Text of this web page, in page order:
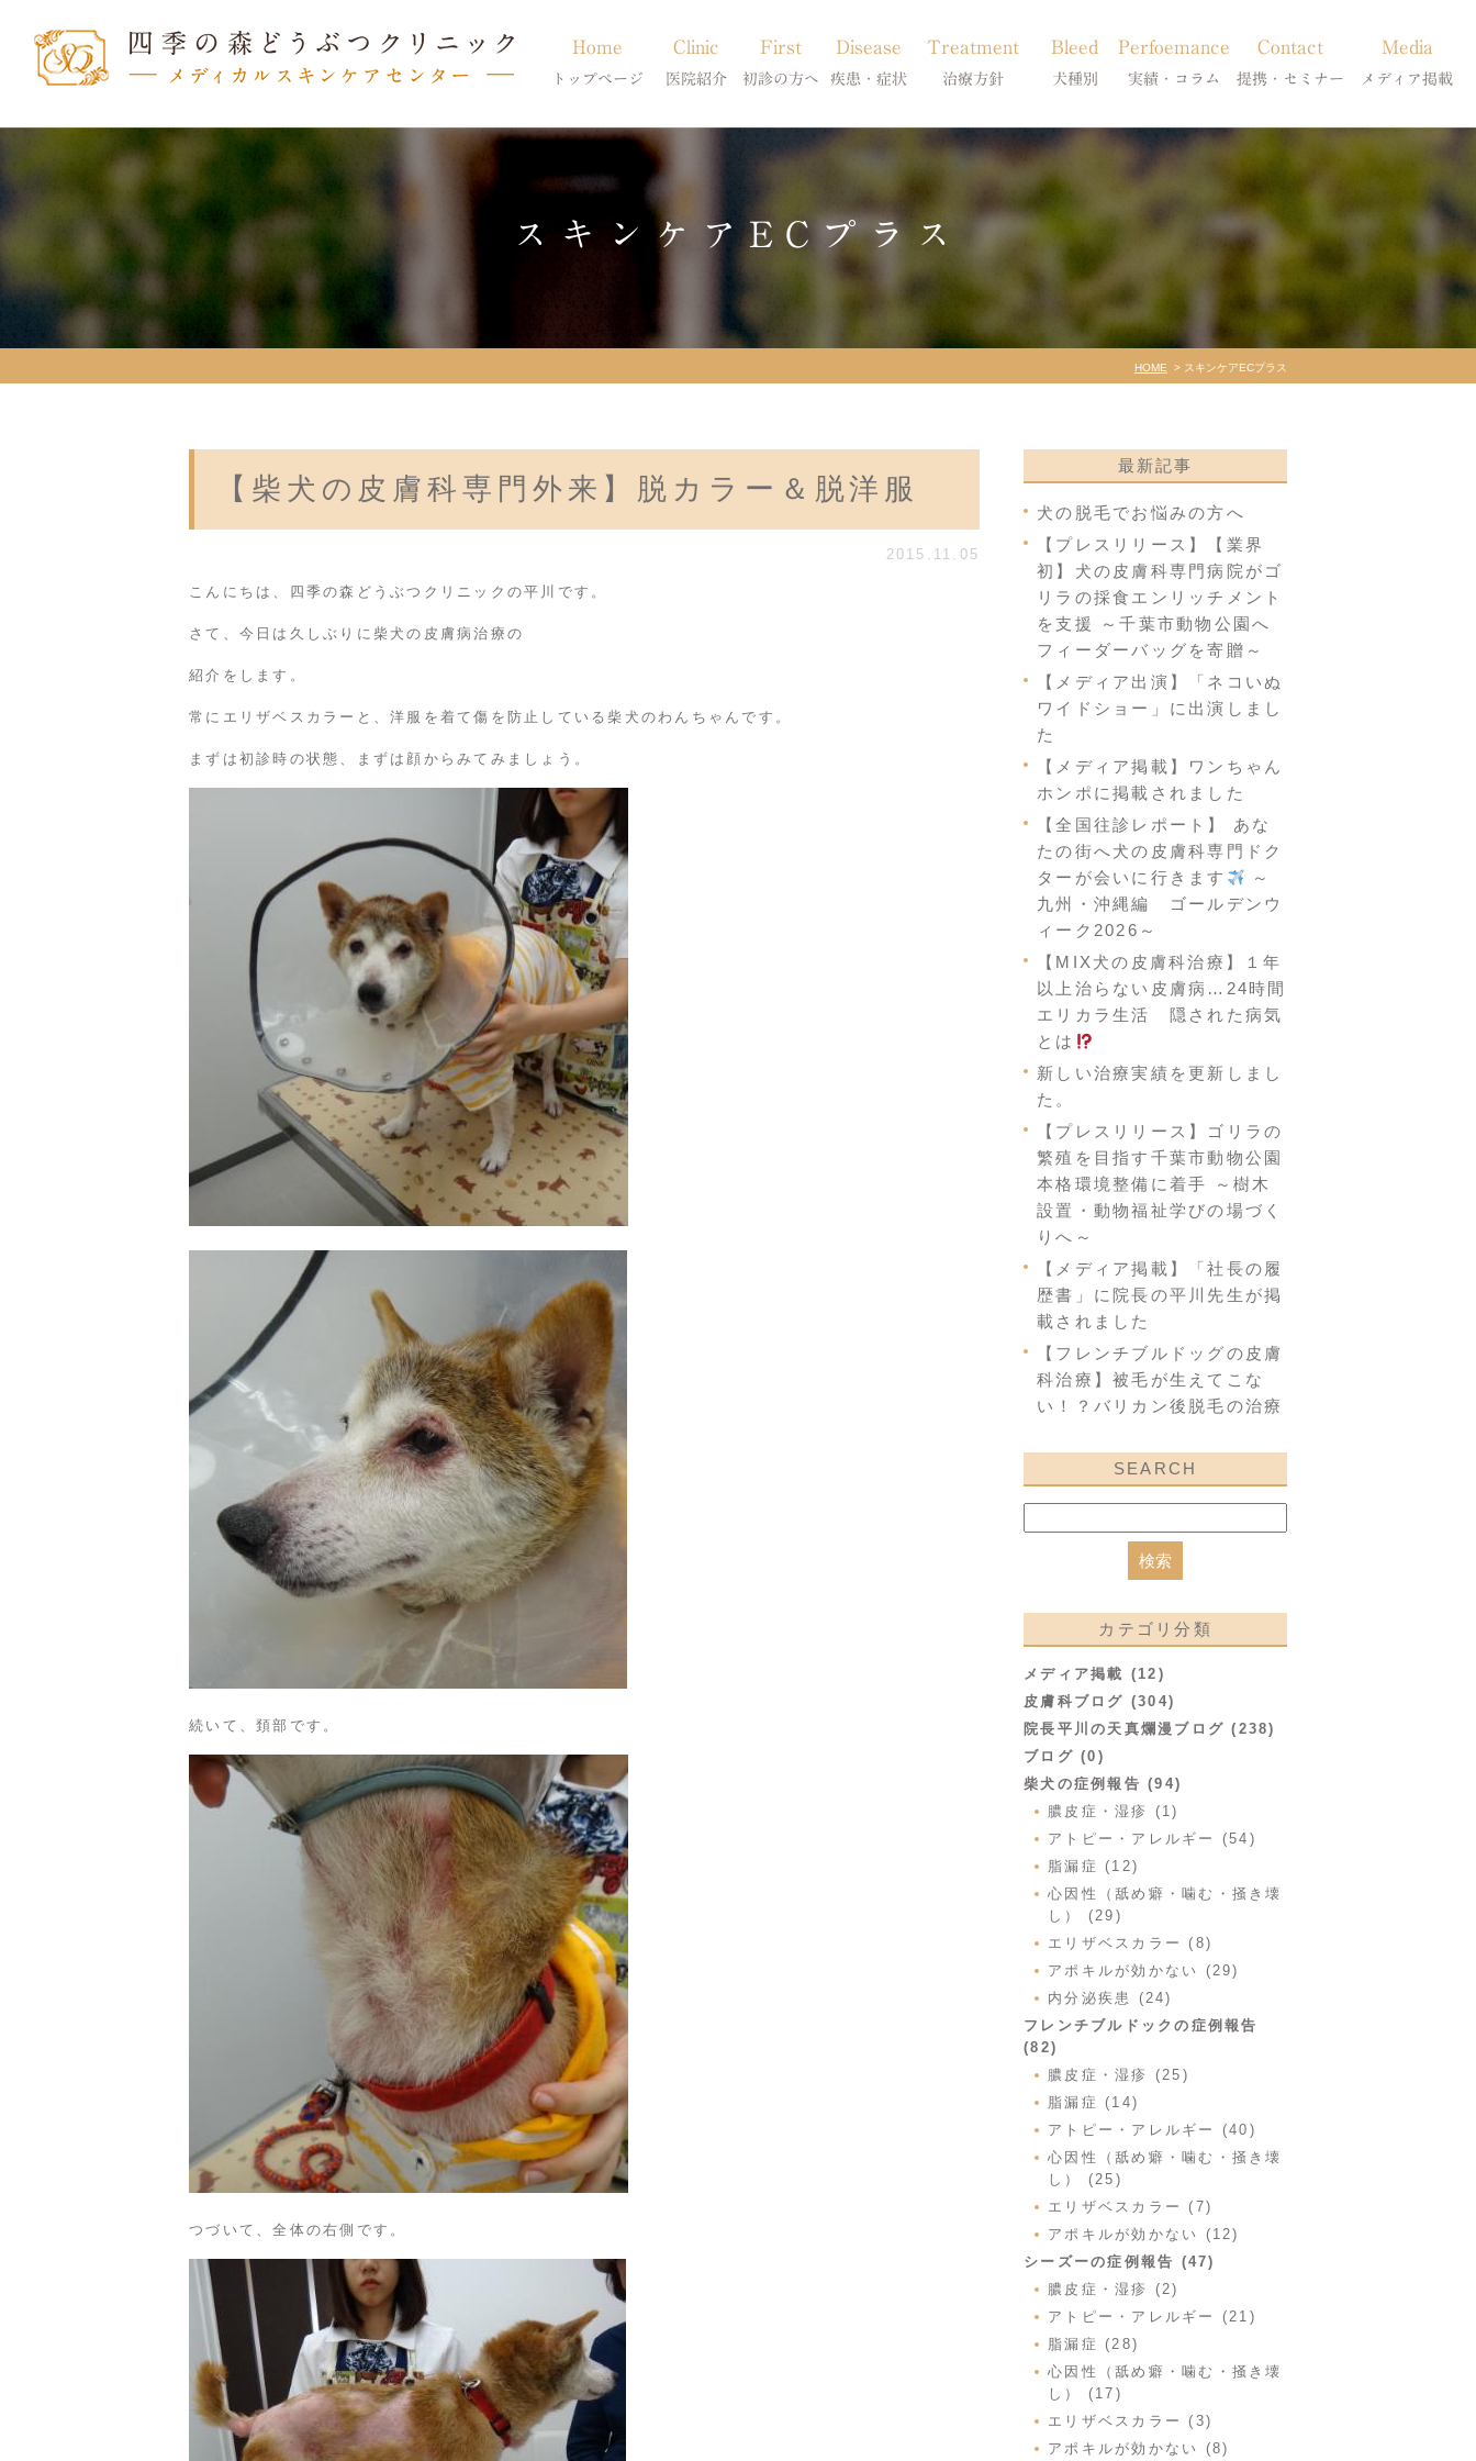
Home
トップページ
Clinic
医院紹介
当院のご紹介
獣医師紹介
First
初診の方へ
初診の方へ
Disease
疾患・症状
アトピー・アレルギー
膿皮症・脂漏症
脱毛症・アロペシアX
アポキルが効かない皮膚病
Treatment
治療方針
体質改善・食事療法
Bleed
犬種別
柴犬の皮膚病
シーズーの皮膚病
フレンチブルドッグの皮膚病
トイプードルの皮膚病
Perfoemance
実績・コラム
症状別
コラム「皮膚科のいろは」
Contact
提携・セミナー
診療提携・セミナー開催
Media
メディア掲載
スキンケアECプラス
HOME スキンケアECプラス
【柴犬の皮膚科専門外来】脱カラー＆脱洋服
2015.11.05
こんにちは、四季の森どうぶつクリニックの平川です。
さて、今日は久しぶりに柴犬の皮膚病治療の
紹介をします。
常にエリザベスカラーと、洋服を着て傷を防止している柴犬のわんちゃんです。
まずは初診時の状態、まずは顔からみてみましょう。
続いて、頚部です。
つづいて、全体の右側です。
最新記事
犬の脱毛でお悩みの方へ
【プレスリリース】【業界
初】犬の皮膚科専門病院がゴ
リラの採食エンリッチメント
を支援 ～千葉市動物公園へ
フィーダーバッグを寄贈～
【メディア出演】「ネコいぬ
ワイドショー」に出演しまし
た
【メディア掲載】ワンちゃん
ホンポに掲載されました
【全国往診レポート】 あな
たの街へ犬の皮膚科専門ドク
ターが会いに行きます
～
九州・沖縄編 ゴールデンウ
ィーク2026～
【MIX犬の皮膚科治療】１年
以上治らない皮膚病…24時間
エリカラ生活 隠された病気
とは
新しい治療実績を更新しまし
た。
【プレスリリース】ゴリラの
繁殖を目指す千葉市動物公園
本格環境整備に着手 ～樹木
設置・動物福祉学びの場づく
りへ～
【メディア掲載】「社長の履
歴書」に院長の平川先生が掲
載されました
【フレンチブルドッグの皮膚
科治療】被毛が生えてこな
い！？バリカン後脱毛の治療
SEARCH
カテゴリ分類
メディア掲載 (12)
皮膚科ブログ (304)
院長平川の天真爛漫ブログ (238)
ブログ (0)
柴犬の症例報告 (94)
膿皮症・湿疹 (1)
アトピー・アレルギー (54)
脂漏症 (12)
心因性（舐め癖・噛む・掻き壊
し） (29)
エリザベスカラー (8)
アポキルが効かない (29)
内分泌疾患 (24)
フレンチブルドックの症例報告
(82)
膿皮症・湿疹 (25)
脂漏症 (14)
アトピー・アレルギー (40)
心因性（舐め癖・噛む・掻き壊
し） (25)
エリザベスカラー (7)
アポキルが効かない (12)
シーズーの症例報告 (47)
膿皮症・湿疹 (2)
アトピー・アレルギー (21)
脂漏症 (28)
心因性（舐め癖・噛む・掻き壊
し） (17)
エリザベスカラー (3)
アポキルが効かない (8)